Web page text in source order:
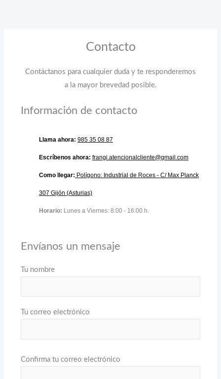
Contacto
Contáctanos para cualquier duda y te responderemos
a la mayor brevedad posible.
Información de contacto
Llama ahora: 985 35 08 87
Escríbenos ahora: frangi.atencionalcliente@gmail.com
Como llegar: Polígono: Industrial de Roces - C/ Max Planck
307 Gijón (Asturias)
Horario: Lunes a Viernes: 8:00 - 16:00 h.
Envíanos un mensaje
Tu nombre
Tu correo electrónico
Confirma tu correo electrónico